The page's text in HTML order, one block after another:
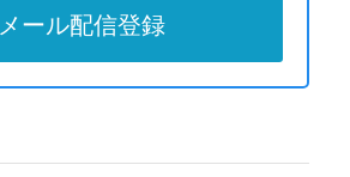
メール配信登録